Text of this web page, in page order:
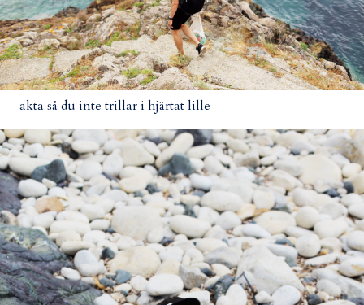
akta så du inte trillar i hjärtat lille